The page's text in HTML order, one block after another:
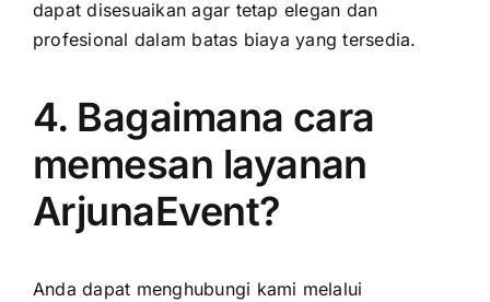
dapat disesuaikan agar tetap elegan dan
profesional dalam batas biaya yang tersedia.
4. Bagaimana cara
memesan layanan
ArjunaEvent?
Anda dapat menghubungi kami melalui